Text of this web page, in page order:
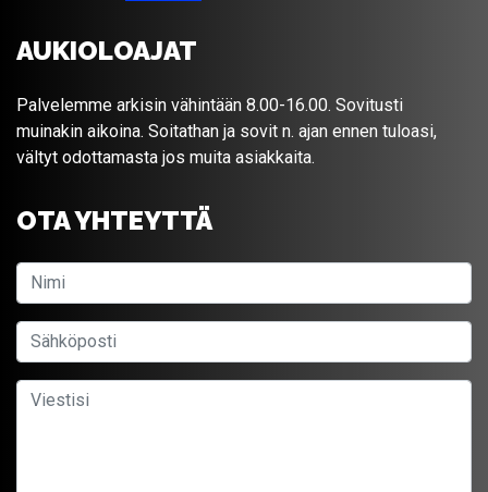
AUKIOLOAJAT
Palvelemme arkisin vähintään 8.00-16.00. Sovitusti
muinakin aikoina. Soitathan ja sovit n. ajan ennen tuloasi,
vältyt odottamasta jos muita asiakkaita.
OTA YHTEYTTÄ